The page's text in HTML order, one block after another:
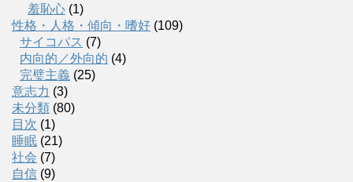
羞恥心 (1)
性格・人格・傾向・嗜好 (109)
サイコパス (7)
内向的／外向的 (4)
完璧主義 (25)
意志力 (3)
未分類 (80)
目次 (1)
睡眠 (21)
社会 (7)
自信 (9)